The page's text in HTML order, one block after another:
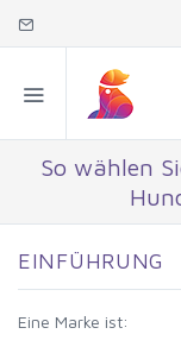
So wählen
EINFÜHRUNG
Eine Marke ist: